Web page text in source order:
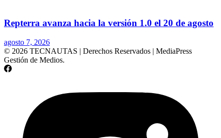
Repterra avanza hacia la versión 1.0 el 20 de agosto
agosto 7, 2026
© 2026 TECNAUTAS | Derechos Reservados | MediaPress
Gestión de Medios.